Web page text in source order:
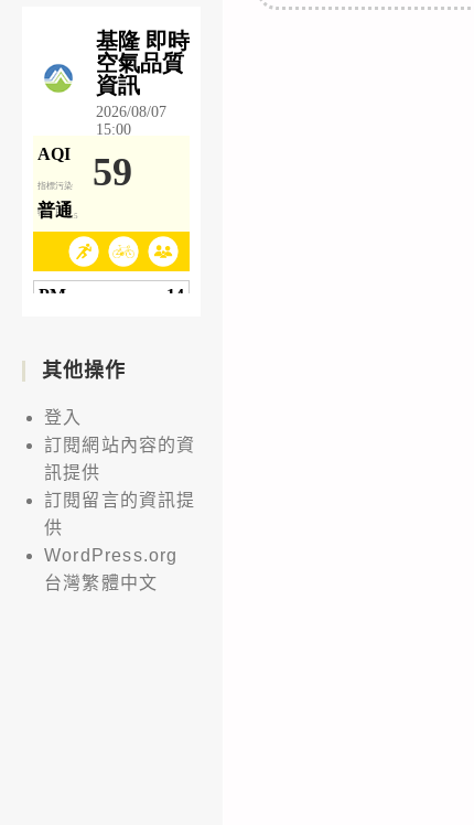
其他操作
登入
訂閱網站內容的資
訊提供
訂閱留言的資訊提
供
WordPress.org
台灣繁體中文